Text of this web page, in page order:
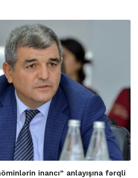
inancı” anlayışına fərqli